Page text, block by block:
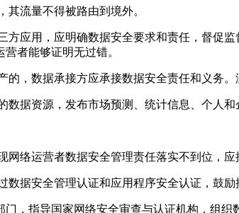
流量不得被路由到境外。
方应用，应明确数据安全要求和责任，督促
者能够证明无过错。
的，数据承接方应承接数据安全责任和义务
数据资源，发布市场预测、统计信息、个人
网络运营者数据安全管理责任落实不到位，
数据安全管理认证和应用程序安全认证，鼓
，指导国家网络安全审查与认证机构，组织